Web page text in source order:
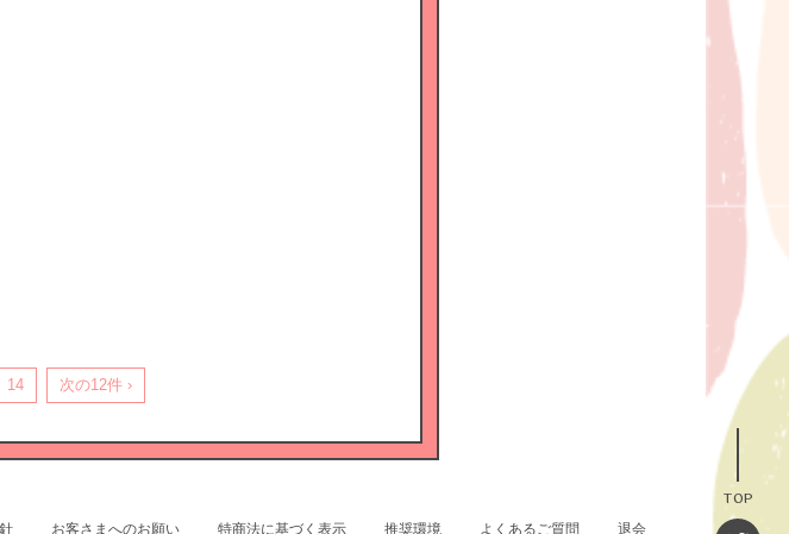
14 次の12件 ›
TOP
お客さまへのお願い 特商法に基づく表示 推奨環境 よくあるご質問 退会